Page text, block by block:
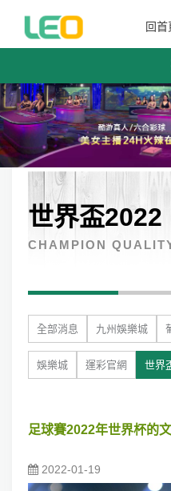
回首
世界盃2022
世界盃2022
CHAMPION
全部消息 九州娛樂城
娛樂城 運彩官網 世界
足球賽2022年世界杯的
2022-01-19